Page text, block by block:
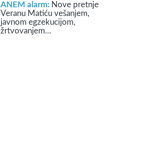
ANEM alarm: Nove pretnje
Veranu Matiću vešanjem,
javnom egzekucijom,
žrtvovanjem…